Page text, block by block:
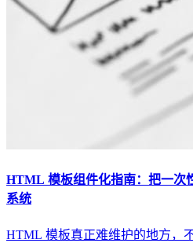
HTML 模板组件化指南：把一次
系统
HTML 模板真正难维护的地方，